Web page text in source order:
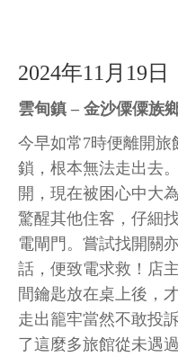
2024年11月19日
雲甸鎮 – 金沙僳僳族
今早如常7時便離開
鎖，根本無法走出去
開，現在被困心中大
驚醒其他住客，仔細
電閘門。嘗試找開關
話，便致電求救！店
間鑰匙放在桌上後，
走出籠牢當然不敢投
了這麼多旅館從未遇